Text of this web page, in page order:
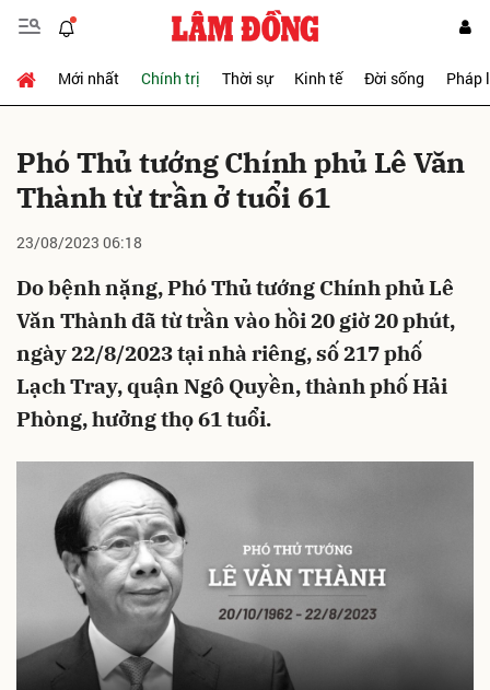
Mới nhất Chính trị Thời sự Kinh tế Đời sống Pháp
Phó Thủ tướng Chính phủ Lê Văn
Thành từ trần ở tuổi 61
23/08/2023 06:18
Do bệnh nặng, Phó Thủ tướng Chính phủ Lê
Văn Thành đã từ trần vào hồi 20 giờ 20 phút,
ngày 22/8/2023 tại nhà riêng, số 217 phố
Lạch Tray, quận Ngô Quyền, thành phố Hải
Phòng, hưởng thọ 61 tuổi.
Gửi bình luận
Hủy Gửi